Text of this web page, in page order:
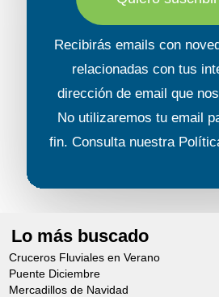
OBSERVACIONES
Se recomienda
Excursión propuesta
alternativa al Palacio
el martes) si no se
de 25 personas para la
Palacio de Versalles.
El orden de las visitas
modificaciones.
Recibirás emails con
relacionadas con tus
dirección de email que
No utilizaremos tu email
fin. Consulta nuestra
Lo más buscado
Cruceros Fluviales en Verano
Puente Diciembre
Mercadillos de Navidad